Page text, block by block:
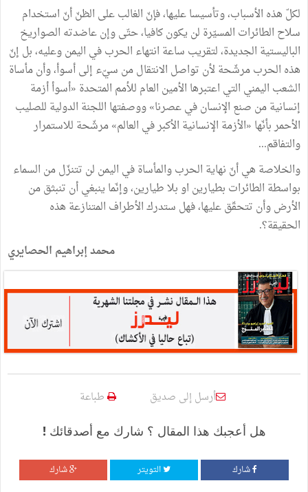
لكلّ هذه الأسباب، وتأسيسا عليها، فإنّ الغالب على الظنّ أنّ استخدام
سلاح الطائرات المسيّرة لن يكون كافيا، حتّى وإن عاضدته الصواريخ
الباليستية الجديدة، لتقريب ساعة انتهاء الحرب في اليمن وعليه، بل إنّ
هذه الحرب مرشّحة لأن تواصل الانتقال من سيّء إلى أسوأ، وأن مأساة
الشعب اليمني التي اعتبرها الأمين العام للأمم المتحدة «أسوأ أزمة
إنسانية من صنع الإنسان في عصرنا» ووصفتها اللجنة الدولية للصليب
الأحمر بأنّها «الأزمة الإنسانية الأكبر في العالم» مرشّحة للاستمرار
والتفاقم...
والخلاصة هي أنّ نهاية الحرب والمأساة في اليمن لن تتنزّل من السماء
بواسطة الطائرات بطيارين او بلا طيارين، وإنّما ينبغي أن تنبثق من
الأرض وأن تتحقّق عليها، فهل ستدرك الأطراف المتنازعة هذه
الحقيقة؟.
محمد إبراهيم الحصايري
أرسل إلى صديق طباعة
هل أعجبك هذا المقال ؟ شارك مع أصدقائك !
شارك التويتر شارك